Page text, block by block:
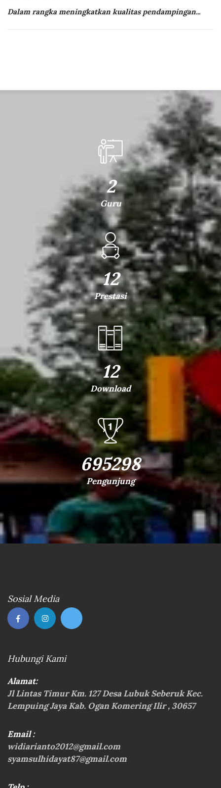
Dalam rangka meningkatkan kualitas pendampingan...
2
Guru
12
Prestasi
12
Download
695298
Pengunjung
Sosial Media
Hubungi Kami
Alamat:
Jl Lintas Timur Km. 127 Desa Lubuk Seberuk Kec.
Lempuing Jaya Kab. Ogan Komering Ilir , 30657
Email :
widiarianto2012@gmail.com
syamsulhidayat87@gmail.com